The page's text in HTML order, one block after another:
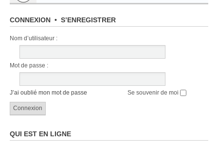
CONNEXION • S’ENREGISTRER
Nom d’utilisateur :
Mot de passe :
J’ai oublié mon mot de passe Se souvenir de moi
QUI EST EN LIGNE